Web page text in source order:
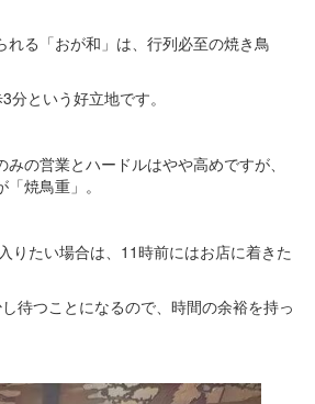
れる「おが和」は、行列必至の焼き鳥
分という好立地です。
の営業とハードルはやや高めですが、
焼鳥重」。
りたい場合は、11時前にはお店に着きた
待つことになるので、時間の余裕を持っ